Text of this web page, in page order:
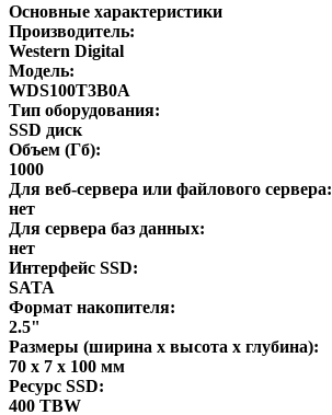
Основные характеристики
Производитель:
Western Digital
Модель:
WDS100T3B0A
Тип оборудования:
SSD диск
Объем (Гб):
1000
Для веб-сервера или файлового сервера:
нет
Для сервера баз данных:
нет
Интерфейс SSD:
SATA
Формат накопителя:
2.5"
Размеры (ширина x высота x глубина):
70 x 7 x 100 мм
Ресурс SSD:
400 TBW